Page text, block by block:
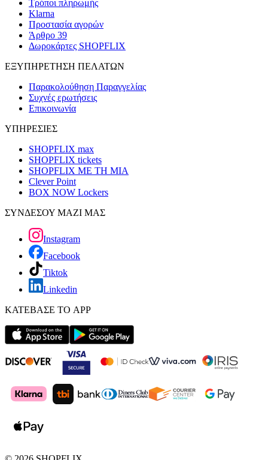
Τρόποι πληρωμής
Klarna
Προστασία αγορών
Άρθρο 39
Δωροκάρτες SHOPFLIX
ΕΞΥΠΗΡΕΤΗΣΗ ΠΕΛΑΤΩΝ
Παρακολούθηση Παραγγελίας
Συχνές ερωτήσεις
Επικοινωνία
ΥΠΗΡΕΣΙΕΣ
SHOPFLIX max
SHOPFLIX tickets
SHOPFLIX ΜΕ ΤΗ ΜΙΑ
Clever Point
BOX NOW Lockers
ΣΥΝΔΕΣΟΥ ΜΑΖΙ ΜΑΣ
Instagram
Facebook
Tiktok
Linkedin
ΚΑΤΕΒΑΣΕ ΤΟ APP